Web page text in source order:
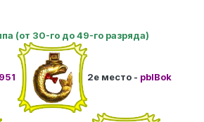
(от 30-го до 49-го разряда)
2е место - pblBok